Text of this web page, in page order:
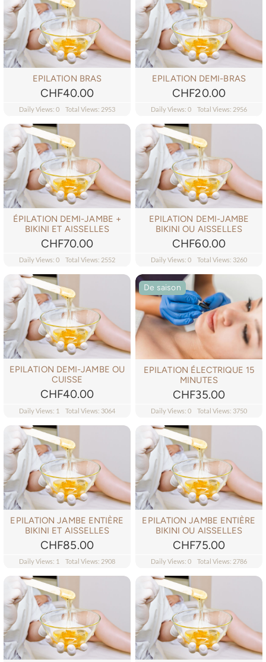
RÉSERVATION – SALONKEE
BLOG
Bouche
Maquillage Permanent
Bon Cadeau-Formations
EPILATION BRAS
CHF40.00
Daily Views: 0 Total Views: 2953
EPILATION DEMI-BRAS
CHF20.00
Daily Views: 0 Total Views: 2956
ÉPILATION DEMI-JAMBE +
BIKINI ET AISSELLES
CHF70.00
Daily Views: 0 Total Views: 2552
EPILATION DEMI-JAMBE
BIKINI OU AISSELLES
CHF60.00
Daily Views: 0 Total Views: 3260
EPILATION DEMI-JAMBE OU
CUISSE
CHF40.00
Daily Views: 1 Total Views: 3064
De saison
EPILATION ÉLECTRIQUE 15
MINUTES
CHF35.00
Daily Views: 0 Total Views: 3750
EPILATION JAMBE ENTIÈRE
BIKINI ET AISSELLES
CHF85.00
Daily Views: 1 Total Views: 2908
EPILATION JAMBE ENTIÈRE
BIKINI OU AISSELLES
CHF75.00
Daily Views: 0 Total Views: 2786